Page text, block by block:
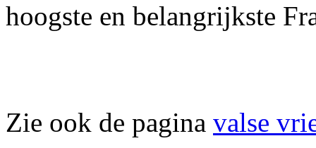
hoogste en belangrijkste
Zie ook de pagina valse